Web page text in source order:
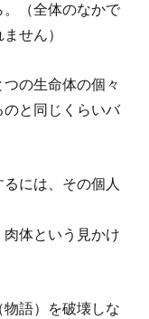
（全体のなかで
せん）
の生命体の個々
と同じくらいバ
には、その個人
体という見かけ
語）を破壊しな